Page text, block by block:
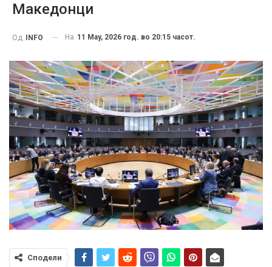
Македонци
Од INFO На 11 May, 2026 год. во 20:15 часот.
Сподели